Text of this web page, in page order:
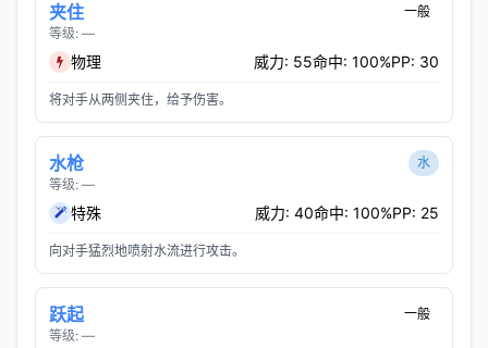
夹住
等级: —
一般
物理 威力: 55命中: 100%PP: 30
将对手从两侧夹住，给予伤害。
水枪
等级: —
水
特殊 威力: 40命中: 100%PP: 25
向对手猛烈地喷射水流进行攻击。
跃起
等级: —
一般